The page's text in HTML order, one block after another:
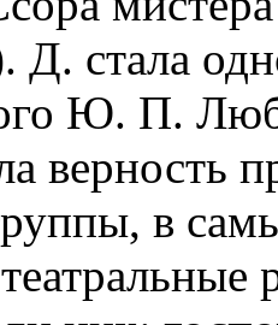
стала
Ю. П.
верность
в